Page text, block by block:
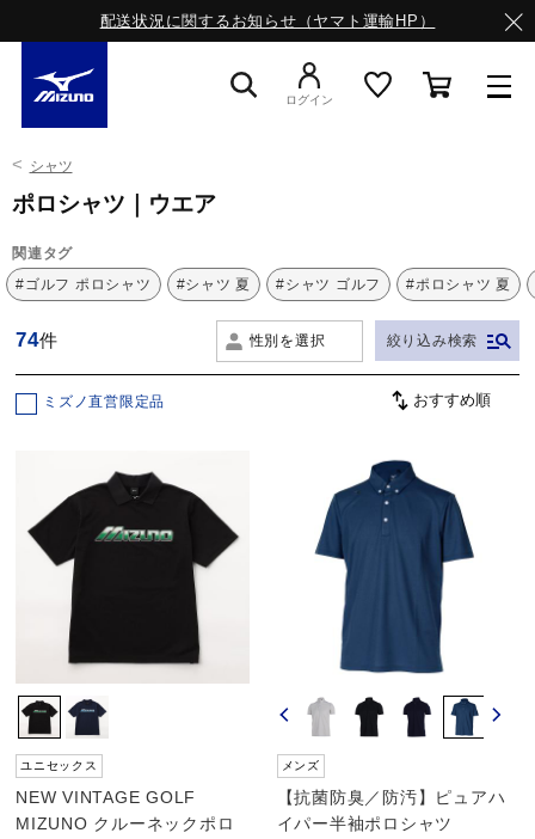
配送状況に関するお知らせ（ヤマト運輸HP）
トレーニング
スイム
ログイン
シャツ
ポロシャツ｜ウエア
関連タグ
#ゴルフ ポロシャツ
#シャツ 夏 #シャツ ゴルフ #ポロシャツ 夏
74件 性別を選択 絞り込み検索
ミズノ直営限定品
ユニセックス
NEW VINTAGE GOLF
MIZUNO クルーネックポロ
メンズ
【抗菌防臭／防汚】ピュアハ
イパー半袖ポロシャツ